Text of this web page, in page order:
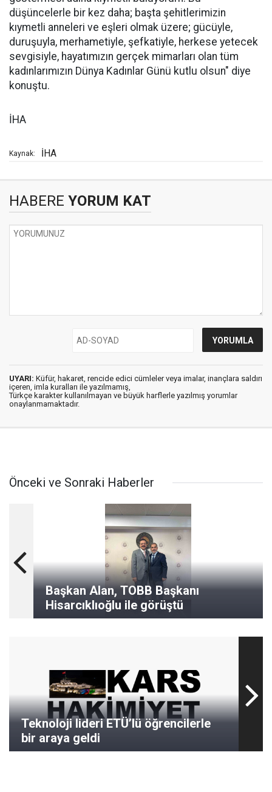
düşüncelerle bir kez daha; başta şehitlerimizin
kıymetli anneleri ve eşleri olmak üzere; gücüyle,
duruşuyla, merhametiyle, şefkatiyle, herkese yetecek
sevgisiyle, hayatımızın gerçek mimarları olan tüm
kadınlarımızın Dünya Kadınlar Günü kutlu olsun" diye
konuştu.
İHA
Kaynak: İHA
HABERE YORUM KAT
UYARI: Küfür, hakaret, rencide edici cümleler veya imalar, inançlara saldırı
içeren, imla kuralları ile yazılmamış,
Türkçe karakter kullanılmayan ve büyük harflerle yazılmış yorumlar
onaylanmamaktadır.
Önceki ve Sonraki Haberler
Başkan Alan, TOBB Başkanı
Hisarcıklıoğlu ile görüştü
Teknoloji lideri ETÜ’lü öğrencilerle
bir araya geldi